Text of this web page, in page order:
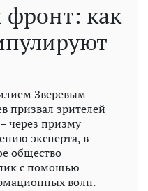
как
Зверевым
призвал зрителей
через призму
эксперта, в
общество
с помощью
волн.